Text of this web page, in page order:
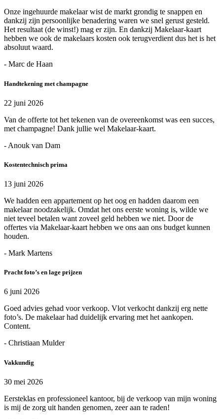
Onze ingehuurde makelaar wist de markt grondig te snappen en
dankzij zijn persoonlijke benadering waren we snel gerust gesteld.
Het resultaat (de winst!) mag er zijn. En dankzij Makelaar-kaart
hebben we ook de makelaars kosten ook terugverdient dus het is het
absoluut waard.
- Marc de Haan
Handtekening met champagne
22 juni 2026
Van de offerte tot het tekenen van de overeenkomst was een succes,
met champagne! Dank jullie wel Makelaar-kaart.
- Anouk van Dam
Kostentechnisch prima
13 juni 2026
We hadden een appartement op het oog en hadden daarom een
makelaar noodzakelijk. Omdat het ons eerste woning is, wilde we
niet teveel betalen want zoveel geld hebben we niet. Door de
offertes via Makelaar-kaart hebben we ons aan ons budget kunnen
houden.
- Mark Martens
Pracht foto’s en lage prijzen
6 juni 2026
Goed advies gehad voor verkoop. Vlot verkocht dankzij erg nette
foto’s. De makelaar had duidelijk ervaring met het aankopen.
Content.
- Christiaan Mulder
Vakkundig
30 mei 2026
Eersteklas en professioneel kantoor, bij de verkoop van mijn woning
is mij de zorg uit handen genomen, zeer aan te raden!